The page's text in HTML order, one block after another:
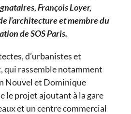
François Loyer,
l’architecture et membre du
de SOS Paris.
d’urbanistes et
qui rassemble notamment
Nouvel et Dominique
le projet ajoutant à la gare
et un centre commercial